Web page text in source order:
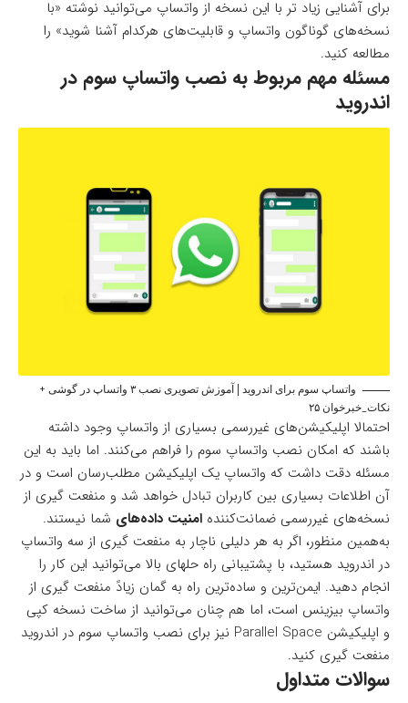
برای آشنایی زیاد تر با این نسخه از واتساپ می‌توانید نوشته «با
نسخه‌های گوناگون واتساپ و قابلیت‌های هرکدام آشنا شوید» را
مطالعه کنید.
مسئله مهم مربوط به نصب واتساپ سوم در
اندروید
واتساپ سوم برای اندروید | آموزش تصویری نصب ۳ واتساپ در گوشی +
نکات_خبرخوان ۲۵
احتمالا اپلیکیشن‌های غیررسمی بسیاری از واتساپ وجود داشته
باشند که امکان نصب واتساپ سوم را فراهم می‌کنند. اما باید به این
مسئله دقت داشت که واتساپ یک اپلیکیشن مطلب‌رسان است و در
آن اطلاعات بسیاری بین کاربران تبادل خواهد شد و منفعت گیری از
نسخه‌های غیررسمی ضمانت‌کننده امنیت داده‌های شما نیستند.
به‌همین منظور، اگر به هر دلیلی ناچار به منفعت گیری از سه واتساپ
در اندروید هستید، با پشتیبانی راه حلهای بالا می‌توانید این کار را
انجام دهید. ایمن‌ترین و ساده‌ترین راه به گمان زیادً منفعت گیری از
واتساپ بیزینس است، اما هم چنان می‌توانید از ساخت نسخه کپی
و اپلیکیشن Parallel Space نیز برای نصب واتساپ سوم در اندروید
منفعت گیری کنید.
سوالات متداول